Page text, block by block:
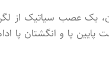
یک عصب سیاتیک از
پا و انگشتان پا